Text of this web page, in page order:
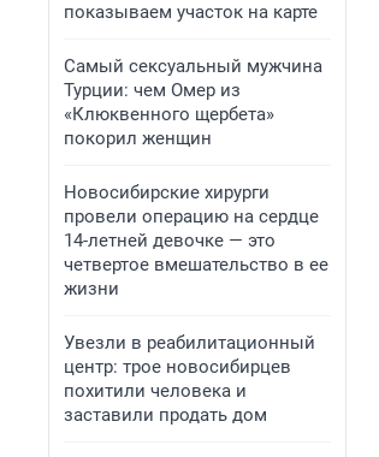
показываем участок на карте
Самый сексуальный мужчина
Турции: чем Омер из
«Клюквенного щербета»
покорил женщин
Новосибирские хирурги
провели операцию на сердце
14-летней девочке — это
четвертое вмешательство в ее
жизни
Увезли в реабилитационный
центр: трое новосибирцев
похитили человека и
заставили продать дом